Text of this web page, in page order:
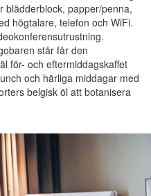
blädderblock, papper/penna,
högtalare, telefon och WiFi.
står får den
för- och eftermiddagskaffet
och härliga middagar med
belgisk öl att botanisera